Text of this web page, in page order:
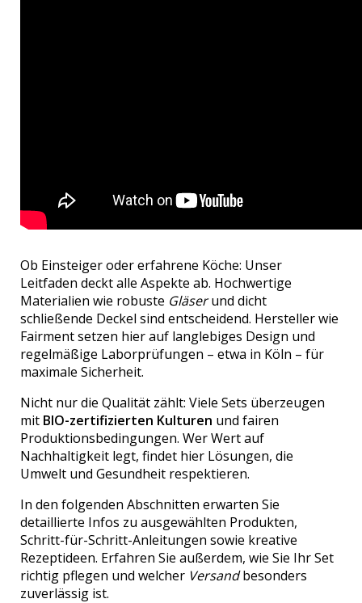
Ob Einsteiger oder erfahrene Köche: Unser
Leitfaden deckt alle Aspekte ab. Hochwertige
Materialien wie robuste Gläserund dicht
schließende Deckel sind entscheidend. Hersteller wie
Fairment setzen hier auf langlebiges Design und
regelmäßige Laborprüfungen – etwa in Köln – für
maximale Sicherheit.
Nicht nur die Qualität zählt: Viele Sets überzeugen
mit BIO-zertifizierten Kulturen und fairen
Produktionsbedingungen. Wer Wert auf
Nachhaltigkeit legt, findet hier Lösungen, die
Umwelt und Gesundheit respektieren.
In den folgenden Abschnitten erwarten Sie
detaillierte Infos zu ausgewählten Produkten,
Schritt-für-Schritt-Anleitungen sowie kreative
Rezeptideen. Erfahren Sie außerdem, wie Sie Ihr Set
richtig pflegen und welcher Versandbesonders
zuverlässig ist.